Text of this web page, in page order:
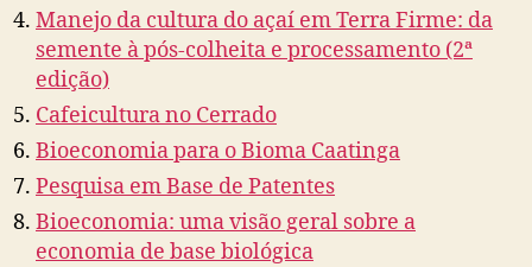
Manejo da cultura do açaí em Terra Firme: da
semente à pós-colheita e processamento (2ª
edição)
Cafeicultura no Cerrado
Bioeconomia para o Bioma Caatinga
Pesquisa em Base de Patentes
Bioeconomia: uma visão geral sobre a
economia de base biológica